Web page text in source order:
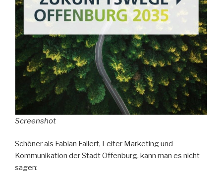
Screenshot
Schöner als Fabian Fallert, Leiter Marketing und
Kommunikation der Stadt Offenburg, kann man es nicht
sagen: